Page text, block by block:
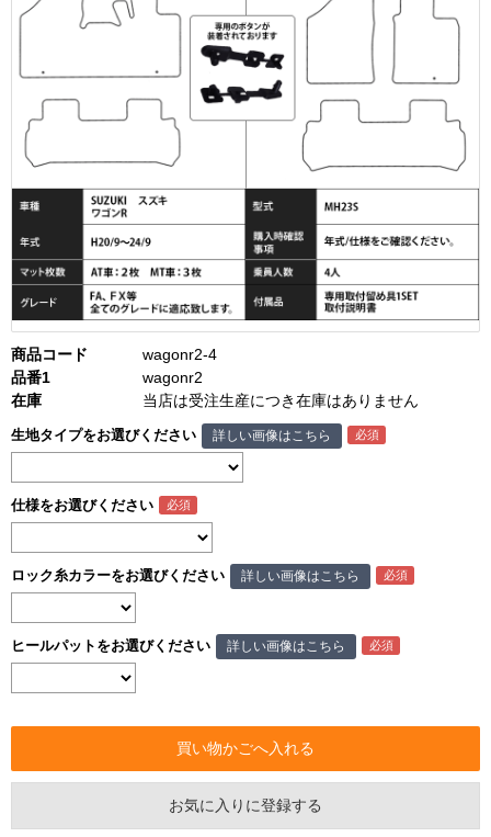
商品コード
wagonr2-4
品番1
wagonr2
在庫
当店は受注生産につき在庫はありません
生地タイプをお選びください 詳しい画像はこちら
仕様をお選びください
ロック糸カラーをお選びください 詳しい画像はこちら
ヒールパットをお選びください 詳しい画像はこちら
お気に入りに登録する